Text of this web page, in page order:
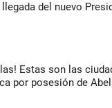
llegada del nuevo
Estas son las
por posesión de